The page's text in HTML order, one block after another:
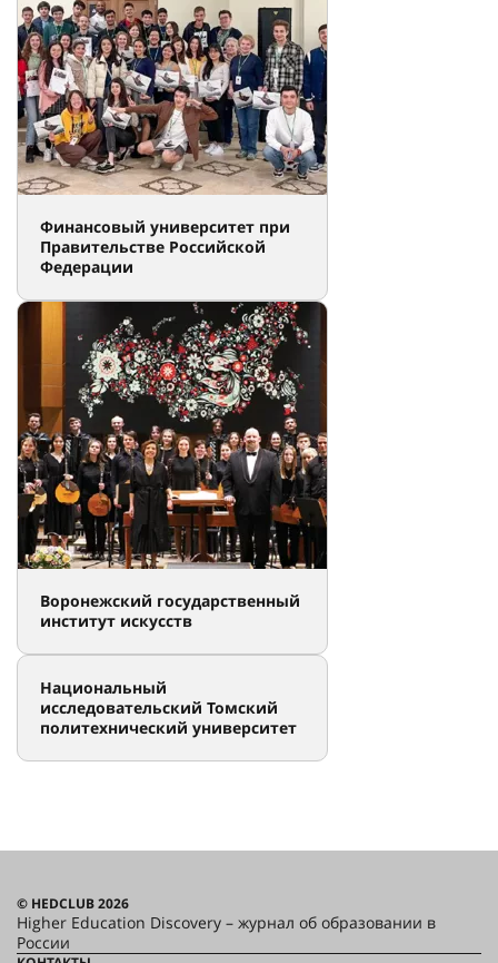
Финансовый университет при
Правительстве Российской
Федерации
Воронежский государственный
институт искусств
Национальный
исследовательский Томский
политехнический университет
© HEDCLUB 2026
Higher Education Discovery – журнал об образовании в
России